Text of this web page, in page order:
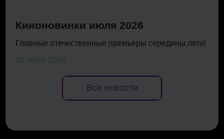
Киноновинки июля 2026
Главные отечественные премьеры середины лета!
Все новости